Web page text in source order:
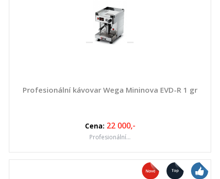
Profesionální kávovar Wega Mininova EVD-R 1 gr
Cena: 22 000,-
Profesionální...